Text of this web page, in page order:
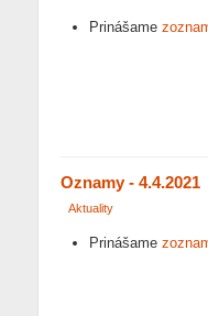
Prinášame
Oznamy - 4.4.2021
Aktuality
Prinášame